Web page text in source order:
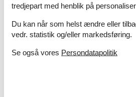
Pejs
Røgalarm
Sauna
Søudsigt
tredjepart med henblik på
Du kan når som helst ændre eller
vedr. statistik og/eller markedsføring.
Se også vores Persondatapolitik